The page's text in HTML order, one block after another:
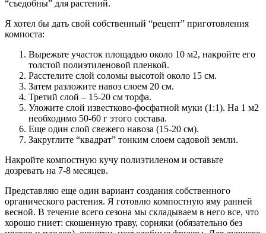
“съедобны” для растений.
Я хотел бы дать свой собственный “рецепт” приготовления
компоста:
Вырежьте участок площадью около 10 м2, накройте его
толстой полиэтиленовой пленкой.
Расстелите слой соломы высотой около 15 см.
Затем разложите навоз слоем 20 см.
Третий слой – 15-20 см торфа.
Уложите слой известково-фосфатной муки (1:1). На 1 м2
необходимо 50-60 г этого состава.
Еще один слой свежего навоза (15-20 см).
Закруглите “квадрат” тонким слоем садовой земли.
Накройте компостную кучу полиэтиленом и оставьте
дозревать на 7-8 месяцев.
Представляю еще один вариант создания собственного
органического растения. Я готовлю компостную яму ранней
весной. В течение всего сезона мы складываем в него все, что
хорошо гниет: скошенную траву, сорняки (обязательно без